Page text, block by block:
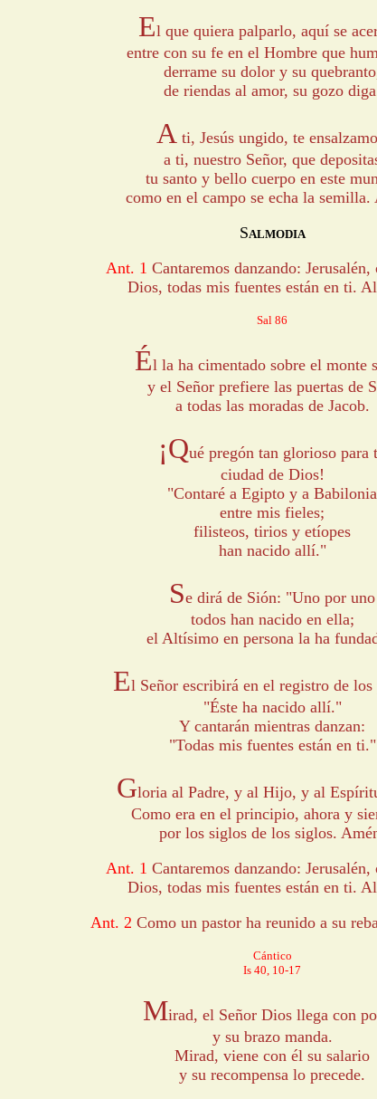
El que quiera palparlo, aquí se
entre con su fe en el Hombre que
derrame su dolor y su
de riendas al amor, su gozo
A ti, Jesús ungido, te
a ti, nuestro Señor, que
tu santo y bello cuerpo en este
como en el campo se echa la semilla.
SALMODIA
Ant. 1 Cantaremos danzando: Jerusalén,
Dios, todas mis fuentes están en ti.
Sal 86
Él la ha cimentado sobre el monte
y el Señor prefiere las puertas de
a todas las moradas de Jacob.
¡Qué pregón tan glorioso para
ciudad de Dios!
"Contaré a Egipto y a Babilonia
entre mis fieles;
filisteos, tirios y etíopes
han nacido allí."
Se dirá de Sión: "Uno por uno
todos han nacido en ella;
el Altísimo en persona la ha
El Señor escribirá en el registro de los
"Éste ha nacido allí."
Y cantarán mientras danzan:
"Todas mis fuentes están en ti."
Gloria al Padre, y al Hijo, y al
Como era en el principio, ahora y
por los siglos de los siglos.
Ant. 1 Cantaremos danzando: Jerusalén,
Dios, todas mis fuentes están en ti.
Ant. 2 Como un pastor ha reunido a su
Cántico
Is 40, 10-17
Mirad, el Señor Dios llega con
y su brazo manda.
Mirad, viene con él su salario
y su recompensa lo precede.